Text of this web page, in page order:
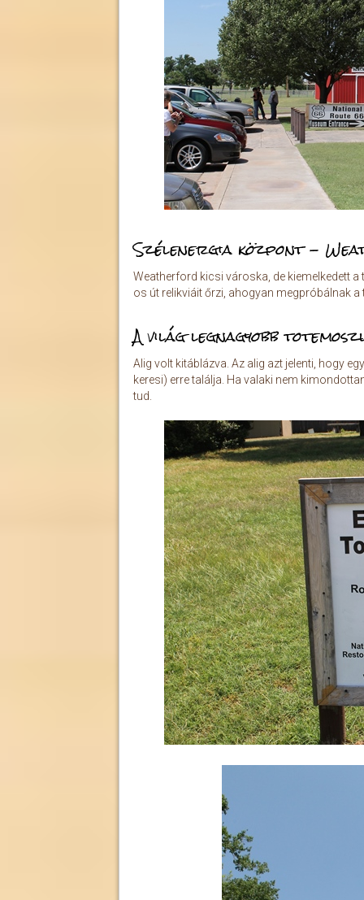
Szélenergia központ -
Weatherford kicsi városka, de kiemelkedett a
os út relikviáit őrzi, ahogyan megpróbálnak
A világ legnagyobb
Alig volt kitáblázva. Az alig azt jelenti, hogy
keresi) erre találja. Ha valaki nem
tud.